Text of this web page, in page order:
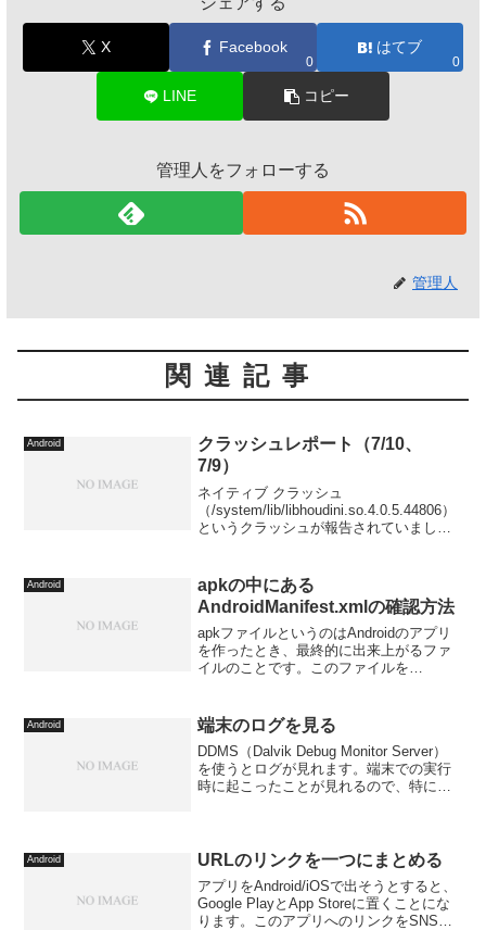
X Facebook
0
はてブ
0
LINE コピー
管理人をフォローする
管理人
関連記事
Android
クラッシュレポート（7/10、
7/9）
ネイティブ クラッシュ
（/system/lib/libhoudini.so.4.0.5.44806）
というクラッシュが報告されていまし
定の端末達（ASUS MeMO P...
Android
apkの中にある
AndroidManifest.xmlの確認方法
apkファイルというのはAndroidのアプリ
を作ったとき、最終的に出来上がるファ
イルのことです。このファイルを
プリのプログラム、画像、音、Andro...
Android 端末のログを見る
DDMS（Dalvik Debug Monitor Server）
を使うとログが見れます。端末での実行
時に起こったことが見れるので、特にエ
Android URLのリンクを一つにまとめる
アプリをAndroid/iOSで出そうとすると、
Google PlayとApp Storeに置くことにな
ります。このアプリへのリンクをSNSな